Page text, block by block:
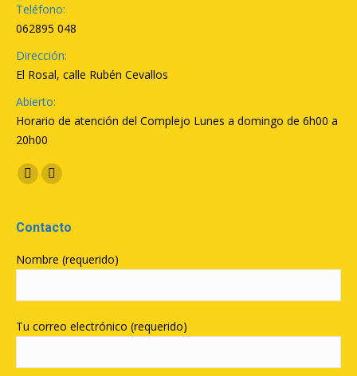
Teléfono:
062895 048
Dirección:
El Rosal, calle Rubén Cevallos
Abierto:
Horario de atención del Complejo Lunes a domingo de 6h00 a
20h00
Encuéntranos en:
FacebookYouTube
Contacto
Nombre (requerido)
Tu correo electrónico (requerido)